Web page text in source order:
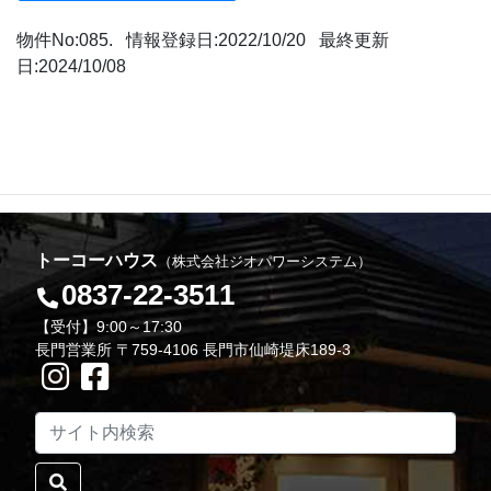
物件No:085. 情報登録日:2022/10/20 最終更新
日:2024/10/08
トーコーハウス （株式会社ジオパワーシステム）
0837-22-3511
【受付】9:00～17:30
長門営業所 〒759-4106 長門市仙崎堤床189-3